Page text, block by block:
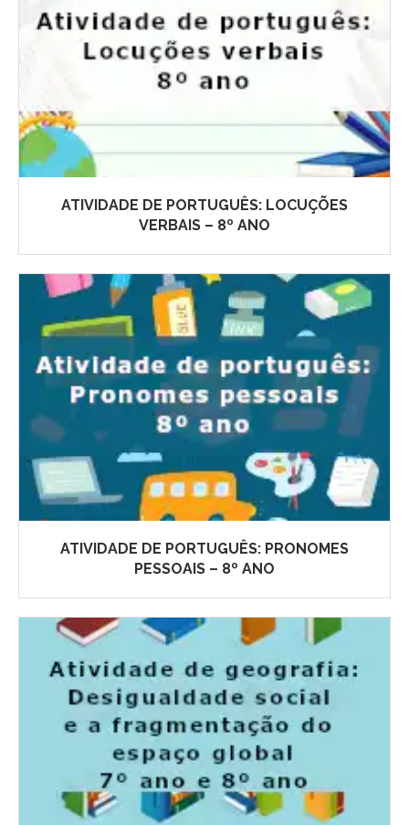
ATIVIDADE DE PORTUGUÊS: LOCUÇÕES
VERBAIS – 8º ANO
ATIVIDADE DE PORTUGUÊS: PRONOMES
PESSOAIS – 8º ANO